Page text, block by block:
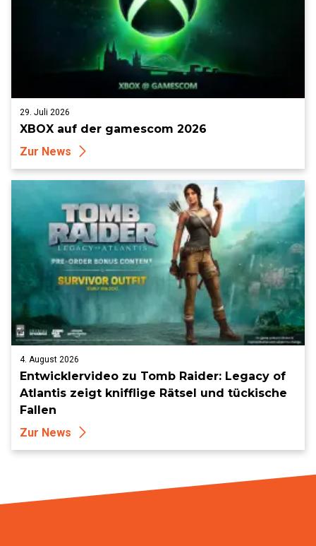
29. Juli 2026
XBOX auf der gamescom 2026
Zur News
4. August 2026
Entwicklervideo zu Tomb Raider: Legacy of
Atlantis zeigt knifflige Rätsel und tückische
Fallen
Zur News